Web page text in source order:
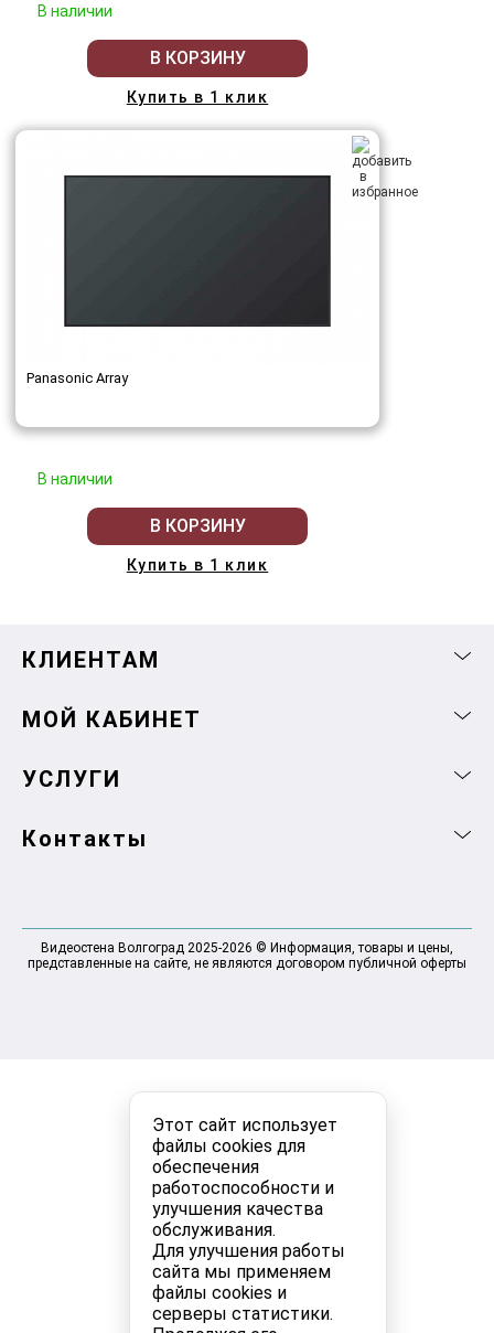
Этот сайт использует
файлы cookies для
обеспечения
работоспособности и
улучшения качества
обслуживания.
Для улучшения работы
сайта мы применяем
файлы cookies и
серверы статистики.
В наличии
В КОРЗИНУ
Купить в 1 клик
Panasonic Array
В наличии
В КОРЗИНУ
Купить в 1 клик
КЛИЕНТАМ
МОЙ КАБИНЕТ
УСЛУГИ
Контакты
Видеостена Волгоград 2025-2026 © Информация, товары и цены,
представленные на сайте, не являются договором публичной оферты